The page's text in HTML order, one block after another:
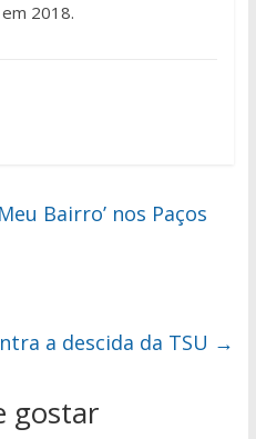
2018.
Bairro’ nos Paços
a descida da TSU →
gostar